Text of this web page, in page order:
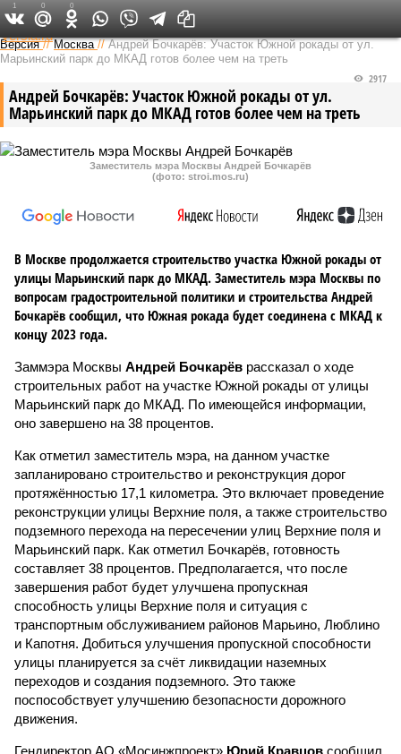
Федеральный выпуск
Версия //Москва //Андрей Бочкарёв: Участок Южной рокады от ул.
Марьинский парк до МКАД готов более чем на треть
Андрей Бочкарёв: Участок Южной рокады от ул.
Марьинский парк до МКАД готов более чем на треть
2917
Заместитель мэра Москвы Андрей Бочкарёв
(фото: stroi.mos.ru)
В Москве продолжается строительство участка Южной рокады от
улицы Марьинский парк до МКАД. Заместитель мэра Москвы по
вопросам градостроительной политики и строительства Андрей
Бочкарёв сообщил, что Южная рокада будет соединена с МКАД к
концу 2023 года.
Заммэра Москвы Андрей Бочкарёв рассказал о ходе
строительных работ на участке Южной рокады от улицы
Марьинский парк до МКАД. По имеющейся информации,
оно завершено на 38 процентов.
Как отметил заместитель мэра, на данном участке
запланировано строительство и реконструкция дорог
протяжённостью 17,1 километра. Это включает проведение
реконструкции улицы Верхние поля, а также строительство
подземного перехода на пересечении улиц Верхние поля и
Марьинский парк. Как отметил Бочкарёв, готовность
составляет 38 процентов. Предполагается, что после
завершения работ будет улучшена пропускная
способность улицы Верхние поля и ситуация с
транспортным обслуживанием районов Марьино, Люблино
и Капотня. Добиться улучшения пропускной способности
улицы планируется за счёт ликвидации наземных
переходов и создания подземного. Это также
поспособствует улучшению безопасности дорожного
движения.
Гендиректор АО «Мосинжпроект» Юрий Кравцов сообщил,
1 0 0